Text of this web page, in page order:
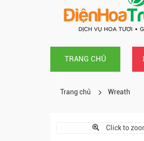
TRANG CHỦ
Trang chủ Wreath
Click to